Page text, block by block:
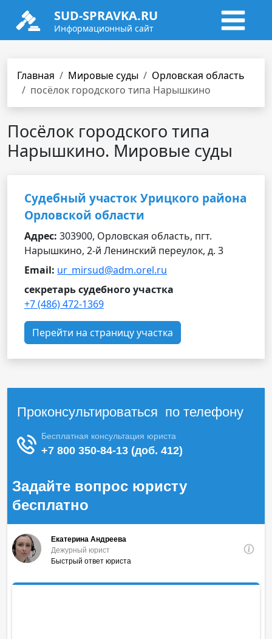
SUD-SPRAVKA.RU
Информационный сайт
Главная Мировые суды
Орловская область
посёлок городского типа Нарышкино
Посёлок городского типа
Нарышкино. Мировые суды
Судебный участок Урицкого района
Орловской области
Адрес: 303900, Орловская область, пгт.
Нарышкино, 2-й Ленинский переулок, д. 3
Email: ur_mirsud@adm.orel.ru
секретарь судебного участка
+7 (486) 472-1369
Перейти на страницу участка